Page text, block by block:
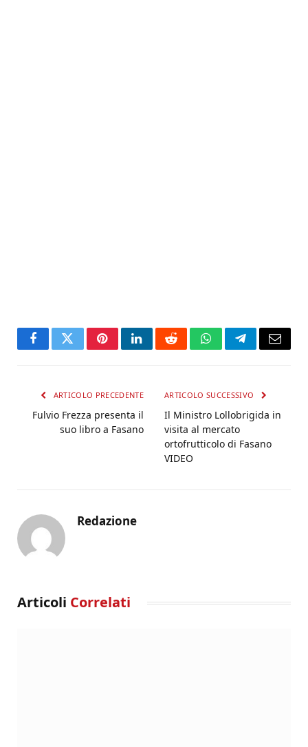
FacebookTwitterPinterestLinkedInRedditWhatsAppTelegramEmail
ARTICOLO PRECEDENTE
Fulvio Frezza presenta il
suo libro a Fasano
ARTICOLO SUCCESSIVO
Il Ministro Lollobrigida in
visita al mercato
ortofrutticolo di Fasano
VIDEO
Redazione
Articoli Correlati